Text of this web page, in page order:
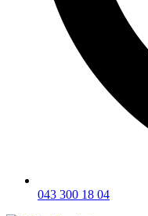
043 300 18 04